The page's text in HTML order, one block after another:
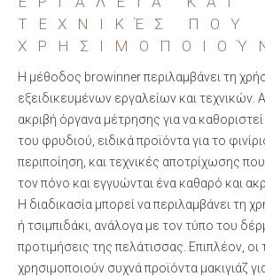
ΤΕΧΝΙΚΈΣ ΠΟΥ
Η μέθοδος browinner περιλαμβάνει τη
εξειδικευμένων εργαλείων και τεχνικών.
ακριβή όργανα μέτρησης για να καθοριστεί
του φρυδιού, ειδικά προϊόντα για το
περιποίηση, και τεχνικές αποτρίχωσης
τον πόνο και εγγυώνται ένα καθαρό και
Η διαδικασία μπορεί να περιλαμβάνει τη
ή τσιμπιδάκι, ανάλογα με τον τύπο του
προτιμήσεις της πελάτισσας. Επιπλέον, οι
χρησιμοποιούν συχνά προϊόντα μακιγιάζ